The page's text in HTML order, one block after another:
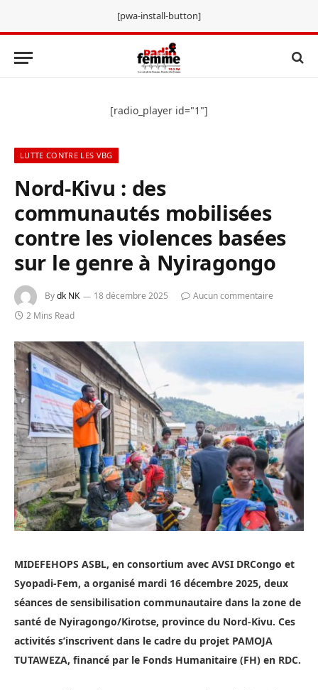
[pwa-install-button]
[radio_player id="1"]
LUTTE CONTRE LES VBG
Nord-Kivu : des
communautés mobilisées
contre les violences basées
sur le genre à Nyiragongo
Bydk NK 18 décembre 2025
Aucun commentaire
2 Mins Read
MIDEFEHOPS ASBL, en consortium avec AVSI DRCongo et
Syopadi-Fem, a organisé mardi 16 décembre 2025, deux
séances de sensibilisation communautaire dans la zone de
santé de Nyiragongo/Kirotse, province du Nord-Kivu. Ces
activités s’inscrivent dans le cadre du projet PAMOJA
TUTAWEZA, financé par le Fonds Humanitaire (FH) en RDC.